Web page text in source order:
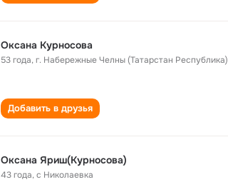
Оксана Курносова
53 года,г. Набережные Челны (Татарстан Республика)
Добавить в друзья
Оксана Яриш(Курносова)
43 года,с Николаевка